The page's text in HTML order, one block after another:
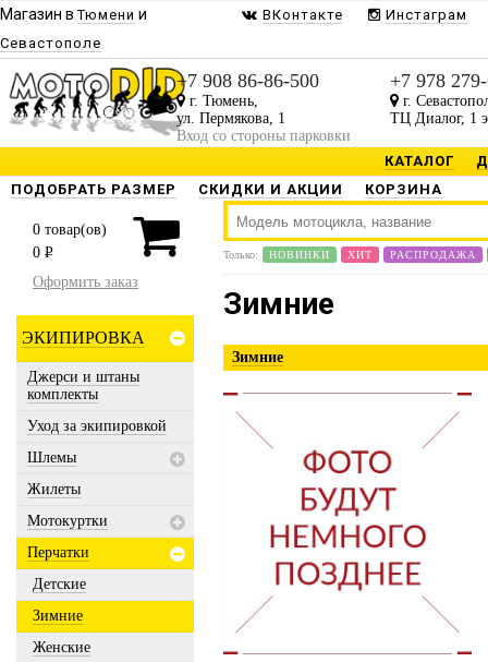
Магазин вТюмени и
Севастополе
ВКонтакте Инстаграм
+7 908 86-86-500
г. Тюмень,
ул. Пермякова, 1
Вход со стороны парковки
+7 978
г.
ТЦ Диалог, 1
КАТАЛОГ
ПОДОБРАТЬ РАЗМЕР
СКИДКИ И АКЦИИ КОРЗИНА
0 товар(ов)
0 P
Оформить заказ
ЭКИПИРОВКА
Джерси и штаны
комплекты
Уход за экипировкой
Шлемы
Жилеты
Мотокуртки
Перчатки
Детские
Зимние
Женские
Только: НОВИНКИ ХИТ РАСПРОДАЖА
Зимние
Зимние